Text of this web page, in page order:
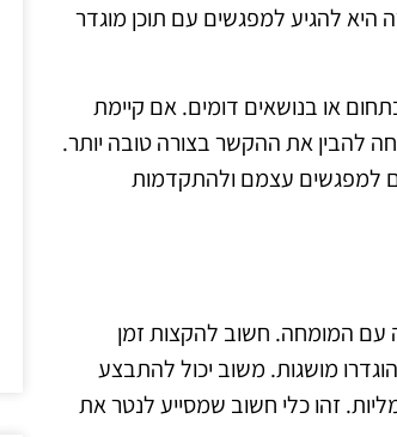
להגיע למפגשים עם תוכן מוגדר
או בנושאים דומים. אם קיימת
להבין את ההקשר בצורה טובה יותר.
למפגשים עצמם ולהתקדמות
עם המומחה. חשוב להקצות זמן
מושגות. משוב יכול להתבצע
זהו כלי חשוב שמסייע לנטר את